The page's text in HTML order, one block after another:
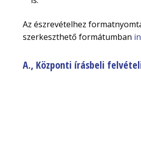
Az észrevételhez
szerkeszthető formátumban
A., Központi írásbeli